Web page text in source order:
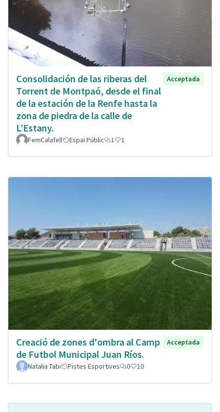
Consolidación de las riberas del
Torrent de Montpaó, desde el final
de la estación de la Renfe hasta la
zona de piedra de la calle de
L’Estany.
Acceptada
FemCalafell Espai Públic 1 1
Creació de zones d'ombra al Camp
de Futbol Municipal Juan Ríos.
Acceptada
Natalia Tabi Pistes Esportives 0 10